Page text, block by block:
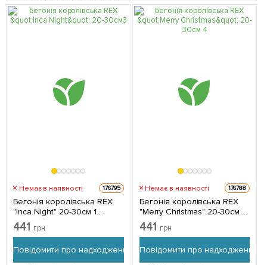
Немає в наявності 176795
Бегонія королівська REX
"Inca Night" 20-30см 1
саджанець в упаковці
(кімнатний) Нідерланди
441 грн
Повідомити про надходження
Немає в наявності 176788
Бегонія королівська REX
"Merry Christmas" 20-30см 1
саджанець в упаковці
(кімнатний) Нідерланди
441 грн
Повідомити про надходження